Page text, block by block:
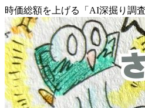
時価総額を上げる「AI深掘り調